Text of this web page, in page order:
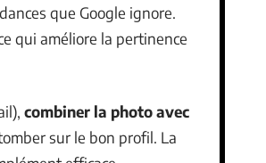
que Google ignore.
qui améliore la pertinence
combiner la photo avec
sur le bon profil. La